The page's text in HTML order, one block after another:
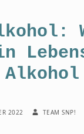
2022 TEAM SNP!